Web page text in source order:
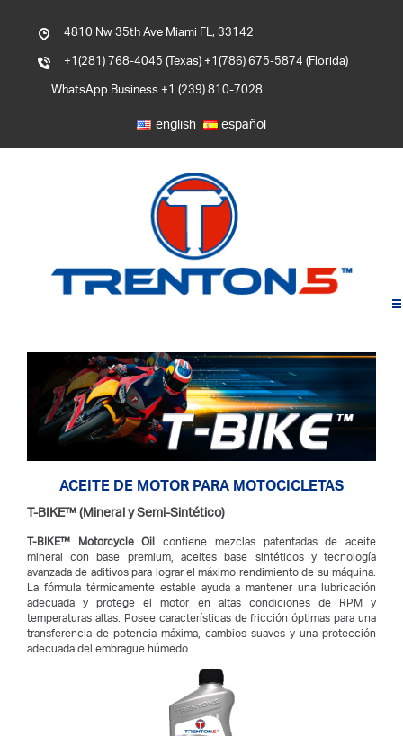
4810 Nw 35th Ave Miami FL, 33142
+1(281) 768-4045 (Texas) +1(786) 675-5874 (Florida)
WhatsApp Business +1 (239) 810-7028
english español
ACEITE DE MOTOR PARA MOTOCICLETAS
T-BIKE™ (Mineral y Semi-Sintético)
T-BIKE™ Motorcycle Oilcontiene mezclas patentadas de aceite
mineral con base premium, aceites base sintéticos y tecnología
avanzada de aditivos para lograr el máximo rendimiento de su máquina.
La fórmula térmicamente estable ayuda a mantener una lubricación
adecuada y protege el motor en altas condiciones de RPM y
temperaturas altas. Posee características de fricción óptimas para una
transferencia de potencia máxima, cambios suaves y una protección
adecuada del embrague húmedo.